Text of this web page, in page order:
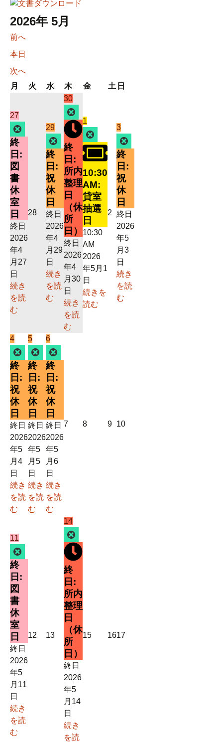
2026年 5月
前へ
本日
次へ
月
日
火 水 木木
曜
日
金金
土 土
日
27
年
4
月
27
日
件
の
イ
ベ
ン
ト)
終
日:
図
書
休
室
日
終日
2026
年4
月27
日
続き
を読
む
282026
29 2026
年
4
月
29
日
件
の
イ
ベ
ン
Close
終
日:
祝
休
日
終日
2026
年4
月29
日
続き
を読
む
302026
年
4
月
30
日
(1
件
の
イ
ベ
ン
ト)
終
日:
所内
整理
日
（休
所
日）
終日
2026
年4
月30
日
続き
を読
む
1
年
5
月
1
日
件
の
イ
ベ
ン
ト)
10:30
AM:
貸室
抽選
日
10:30
AM
2026
年5月1
日
続きを
読む
2 2026
年
月
日
32026
年
5
月
3
日
(1
件
の
イ
ベ
ン
ト)
終
日:
祝
休
日
終日
2026
年5
月3
日
続き
を読
む
42026
年
5
月
4
日
(1
件
の
イ
ベ
ン
ト)
Close
終
日:
祝
休
日
終日
2026
年5
月4
日
続き
を読
む
52026
年
5
月
5
日
(1
件
の
イ
ベ
ン
ト)
Close
終
日:
祝
休
日
終日
2026
年5
月5
日
続き
を読
む
62026
年
5
月
6
日
(1
件
の
イ
ベ
ン
ト)
終
日:
祝
休
日
終日
2026
年5
月6
日
続き
を読
む
7 202682026
92026
102026
11
年
5
月
11
日
件
の
イ
ベ
ン
ト)
終
日:
図
書
休
室
日
終日
2026
年5
月11
日
続き
を読
む
12 2026
132026
142026
年
5
月
14
日
(1
件
の
イ
ベ
ン
ト)
終
日:
所内
整理
日
（休
所
日）
終日
2026
年5
月14
日
続き
を読
152026162026
17